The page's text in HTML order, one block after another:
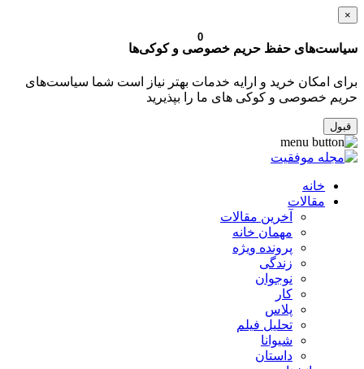
×
سیاست‌های حفظ حریم خصوصی و کوکی‌ها
برای امکان خرید و ارایه خدمات بهتر نیاز است شما سیاست‌های
حریم خصوصی و کوکی های ما را بپذیرید
قبول
خانه
مقالات
آخرین مقالات
مهمان خانه
پرونده ویژه
زندگی
نوجوان
کار
پلاس
تحلیل فیلم
شیوانا
داستان
0